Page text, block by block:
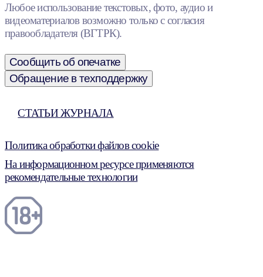
Любое использование текстовых, фото, аудио и
видеоматериалов возможно только с согласия
правообладателя (ВГТРК).
Сообщить об опечатке
Обращение в техподдержку
СТАТЬИ ЖУРНАЛА
Политика обработки файлов cookie
На информационном ресурсе применяются
рекомендательные технологии